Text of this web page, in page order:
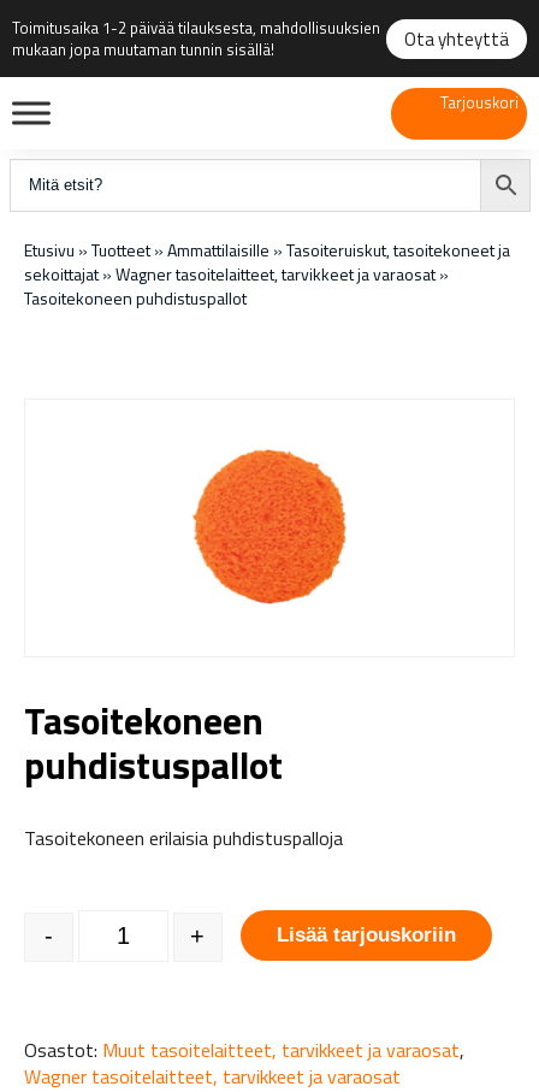
Toimitusaika 1-2 päivää tilauksesta, mahdollisuuksien
mukaan jopa muutaman tunnin sisällä!
Ota yhteyttä
Tarjouskori
Etusivu »Tuotteet»Ammattilaisille »Tasoiteruiskut, tasoitekoneet ja
sekoittajat»Wagner tasoitelaitteet, tarvikkeet ja varaosat»
Tasoitekoneen puhdistuspallot
Tasoitekoneen
puhdistuspallot
Tasoitekoneen erilaisia puhdistuspalloja
Tasoitekoneen puhdistuspallot määrä
- + Lisää tarjouskoriin
Osastot: Muut tasoitelaitteet, tarvikkeet ja varaosat,
Wagner tasoitelaitteet, tarvikkeet ja varaosat